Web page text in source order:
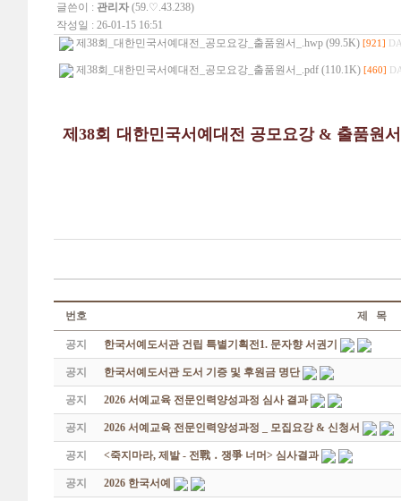
글쓴이 : 관리자 (59.♡.43.238)
작성일 : 26-01-15 16:51
제38회_대한민국서예대전_공모요강_출품원서_.hwp (99.5K) [921]
제38회_대한민국서예대전_공모요강_출품원서_.pdf (110.1K) [460]
제38회 대한민국서예대전 공모요강 & 출품원서
번호 제 목
공지 한국서예도서관 건립 특별기획전1. 문자향 서권기
공지 한국서예도서관 도서 기증 및 후원금 명단
공지 2026 서예교육 전문인력양성과정 심사 결과
공지 2026 서예교육 전문인력양성과정 _ 모집요강 & 신청서
공지 <죽지마라, 제발 - 전戰 ․ 쟁爭 너머> 심사결과
공지 2026 한국서예